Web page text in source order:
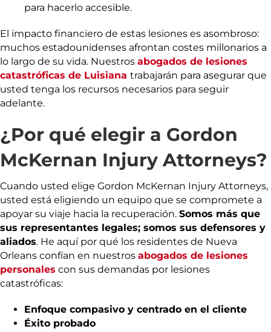
para hacerlo accesible.
El impacto financiero de estas lesiones es asombroso:
muchos estadounidenses afrontan costes millonarios a
lo largo de su vida. Nuestros abogados de lesiones
catastróficas de Luisiana trabajarán para asegurar que
usted tenga los recursos necesarios para seguir
adelante.
¿Por qué elegir a Gordon
McKernan Injury Attorneys?
Cuando usted elige Gordon McKernan Injury Attorneys,
usted está eligiendo un equipo que se compromete a
apoyar su viaje hacia la recuperación. Somos más que
sus representantes legales; somos sus defensores y
aliados. He aquí por qué los residentes de Nueva
Orleans confían en nuestros abogados de lesiones
personales con sus demandas por lesiones
catastróficas:
Enfoque compasivo y centrado en el cliente
Éxito probado